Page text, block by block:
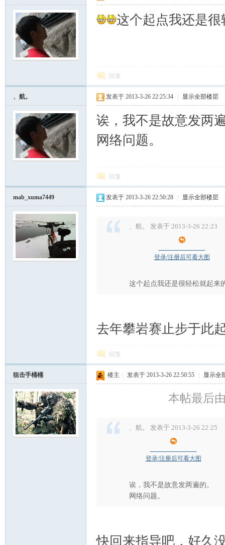
这个起点我还是
回复
、航。 发表于 2013-3-26 22:25:34 显示全部楼层
诶，我不是故意发两
网络问题。
回复
mab_xuma7449 发表于 2013-3-26 22:50:28 显示全部楼层
、航。 发表于 2013-3-26 22:23
登录/注册后可看大图
这个起点我还是很轻松就起来
去年攀岩赛止步于此
回复
狙击手桶桶 楼主 发表于 2013-3-26 22:50:55 显示全
本帖最后
、航。 发表于 2013-3-26 22:25
登录/注册后可看大图
诶，我不是故意发两遍的。
网络问题。
快回来指导吧，好久